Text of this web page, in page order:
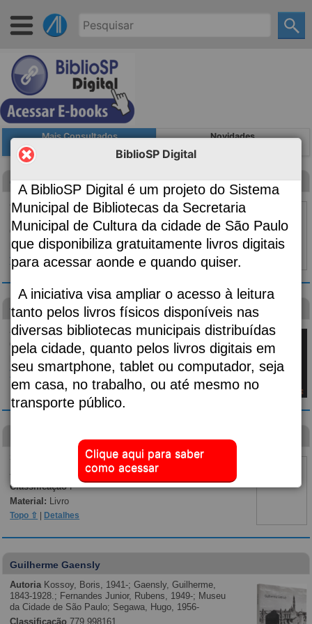
BiblioSP Digital
A BiblioSP Digital é um projeto do Sistema
Municipal de Bibliotecas da Secretaria
Municipal de Cultura da cidade de São Paulo
que disponibiliza gratuitamente livros digitais
para acessar aonde e quando quiser.
A iniciativa visa ampliar o acesso à leitura
tanto pelos livros físicos disponíveis nas
diversas bibliotecas municipais distribuídas
pela cidade, quanto pelos livros digitais em
seu smartphone, tablet ou computador, seja
em casa, no trabalho, ou até mesmo no
transporte público.
Clique aqui para saber
como acessar
Mais Consultados Novidades
Canção para ninar menino grande
Autoria
Evaristo, Conceição, 1946-;
2ª edição
Classificação 869.34
Material:Livro
Topo ⇧|Detalhes
visão das plantas
AutoriaAlmeida, Djaimilia Pereira de, 1982-;
Classificaçãop869.35
Material:
Topo ⇧ |Detalhes
Diário de um banana
Subtítulo:
vai fundo
Kinney, Jeff, 1971-;
ClassificaçãoF
Material: Livro
Topo ⇧ Detalhes
Guilherme Gaensly
Autoria Kossoy, Boris, 1941-; Gaensly, Guilherme,
1843-1928.; Fernandes Junior, Rubens, 1949-; Museu
da Cidade de São Paulo; Segawa, Hugo, 1956-
Classificação779.998161